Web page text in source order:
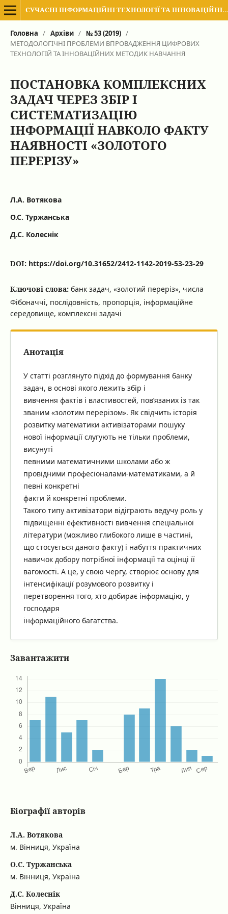
СУЧАСНІ ІНФОРМАЦІЙНІ ТЕХНОЛОГІЇ ТА ІННОВАЦІЙНІ МЕТОДИКИ НАВЧАННЯ В ПІДГОТОВЦІ ФАХІВЦІВ: МЕТОДОЛОГІЯ, ТЕОРІЯ, ДОСВІД, ПРОБЛЕМИ
Головна / Архіви / № 53 (2019) /
МЕТОДОЛОГІЧНІ ПРОБЛЕМИ ВПРОВАДЖЕННЯ ЦИФРОВИХ
ТЕХНОЛОГІЙ ТА ІННОВАЦІЙНИХ МЕТОДИК НАВЧАННЯ
ПОСТАНОВКА КОМПЛЕКСНИХ
ЗАДАЧ ЧЕРЕЗ ЗБІР І
СИСТЕМАТИЗАЦІЮ
ІНФОРМАЦІЇ НАВКОЛО ФАКТУ
НАЯВНОСТІ «ЗОЛОТОГО
ПЕРЕРІЗУ»
Л.А. Вотякова
О.С. Туржанська
Д.С. Колеснік
DOI: https://doi.org/10.31652/2412-1142-2019-53-23-29
Ключові слова: банк задач, «золотий переріз», числа
Фібоначчі, послідовність, пропорція, інформаційне
середовище, комплексні задачі
Анотація
У статті розглянуто підхід до формування банку
задач, в основі якого лежить збір і
вивчення фактів і властивостей, пов’язаних із так
званим «золотим перерізом». Як свідчить історія
розвитку математики активізаторами пошуку
нової інформації слугують не тільки проблеми,
висунуті
певними математичними школами або ж
провідними професіоналами-математиками, а й
певні конкретні
факти й конкретні проблеми.
Такого типу активізатори відіграють ведучу роль у
підвищенні ефективності вивчення спеціальної
літератури (можливо глибокого лише в частині,
що стосується даного факту) і набуття практичних
навичок добору потрібної інформації та оцінці її
вагомості. А це, у свою чергу, створює основу для
інтенсифікації розумового розвитку і
перетворення того, хто добирає інформацію, у
господаря
інформаційного багатства.
Завантажити
Біографії авторів
Л.А. Вотякова
м. Вінниця, Україна
О.С. Туржанська
м. Вінниця, Україна
Д.С. Колеснік
Вінниця, Україна